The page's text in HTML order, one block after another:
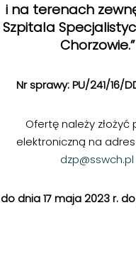
i na terenach
Szpitala
Chorzowie.”
Nr sprawy: PU/241/16/
Ofertę należy złożyć
elektroniczną na
dzp@sswch.pl
do dnia 17 maja 2023 r.